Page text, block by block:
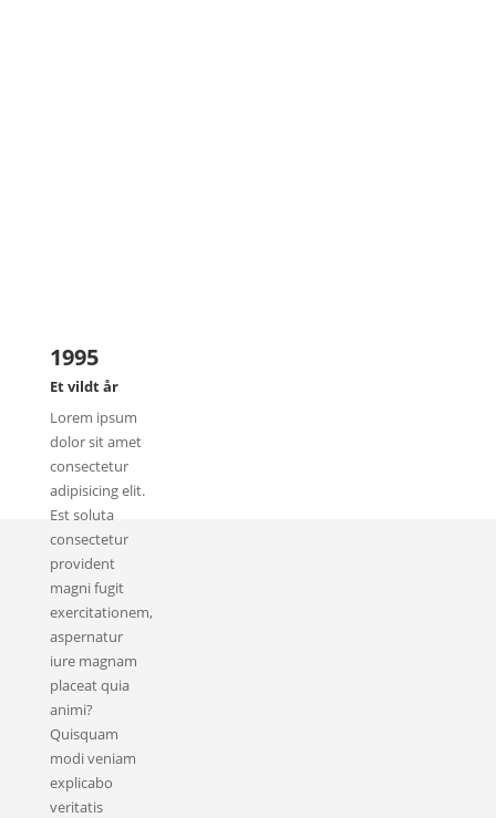
1995
Et vildt år
Lorem ipsum
dolor sit amet
consectetur
adipisicing elit.
Est soluta
consectetur
provident
magni fugit
exercitationem,
aspernatur
iure magnam
placeat quia
animi?
Quisquam
modi veniam
explicabo
veritatis